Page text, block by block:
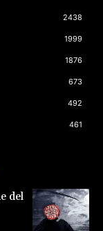
2438
1999
1876
673
492
461
del